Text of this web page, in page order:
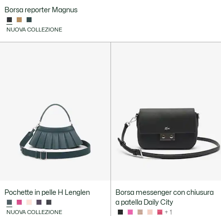
Borsa reporter Magnus
NUOVA COLLEZIONE
Pochette in pelle H Lenglen
NUOVA COLLEZIONE
Borsa messenger con chiusura
a patella Daily City
+ 1